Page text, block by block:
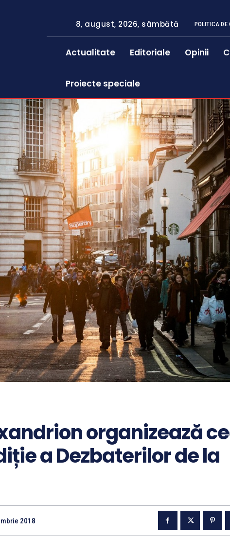
8, august, 2026, sâmbătă POLITICA DE
Actualitate Editoriale Opinii
Proiecte speciale
organizează
a Dezbaterilor de la
2018